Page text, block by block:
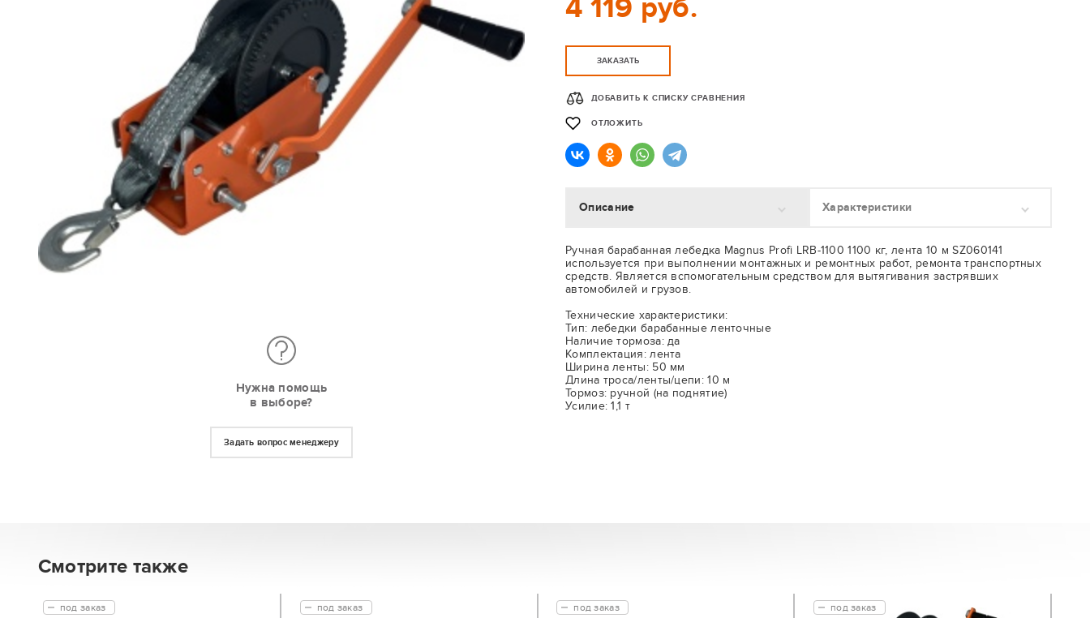
Нужна помощь
в выборе?
Задать вопрос менеджеру
4 119 руб.
ЗАКАЗАТЬ
ДОБАВИТЬ К СПИСКУ СРАВНЕНИЯ
ОТЛОЖИТЬ
Описание Характеристики
Ручная барабанная лебедка Magnus Profi LRB-1100 1100 кг, лента 10 м SZ060141
используется при выполнении монтажных и ремонтных работ, ремонта транспортных
средств. Является вспомогательным средством для вытягивания застрявших
автомобилей и грузов.
Технические характеристики:
Тип: лебедки барабанные ленточные
Наличие тормоза: да
Комплектация: лента
Ширина ленты: 50 мм
Длина троса/ленты/цепи: 10 м
Тормоз: ручной (на поднятие)
Усилие: 1,1 т
Смотрите также
под заказ под заказ под заказ под заказ